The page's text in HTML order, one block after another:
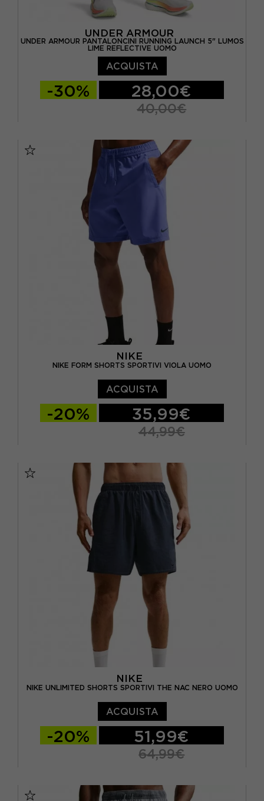
UNDER ARMOUR
UNDER ARMOUR PANTALONCINI RUNNING LAUNCH 5" LUMOS
LIME REFLECTIVE UOMO
ACQUISTA
-30% 28,00€
40,00€
NIKE
NIKE FORM SHORTS SPORTIVI VIOLA UOMO
ACQUISTA
-20% 35,99€
44,99€
NIKE
NIKE UNLIMITED SHORTS SPORTIVI THE NAC NERO UOMO
ACQUISTA
-20% 51,99€
64,99€